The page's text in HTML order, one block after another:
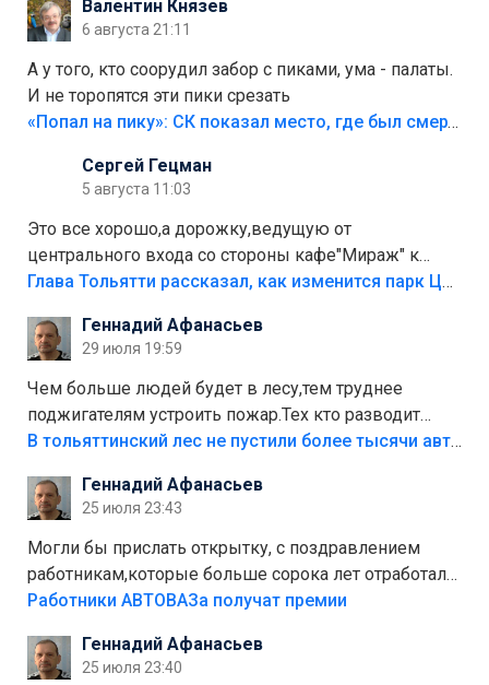
Валентин Князев
6 августа 21:11
А у того, кто соорудил забор с пиками, ума - палаты.
И не торопятся эти пики срезать
«Попал на пику»: СК показал место, где был смертельно травмирован ребенок в Тольятти
Сергей Гецман
5 августа 11:03
Это все хорошо,а дорожку,ведущую от
центрального входа со стороны кафе"Мираж" к
аттракционам слабо доделать?А то бордюры
лежала в парке и испортилась.Да еще,видимо,часть
украли.
Глава Тольятти рассказал, как изменится парк Центрального района
Геннадий Афанасьев
29 июля 19:59
Чем больше людей будет в лесу,тем труднее
поджигателям устроить пожар.Тех кто разводит
костры,тех надо безбожно штрафовать.Камер полно
Штрафы мизерные.
В тольяттинский лес не пустили более тысячи автомобилей
Геннадий Афанасьев
25 июля 23:43
Могли бы прислать открытку, с поздравлением
работникам,которые больше сорока лет отработали
на предприятии.
Работники АВТОВАЗа получат премии
Геннадий Афанасьев
25 июля 23:40